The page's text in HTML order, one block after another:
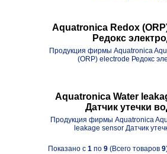
Aquatronica Redox
Редокс
Продукция фирмы Aquatronica
(ORP) electrode Редокс
Aquatronica Water
Датчик утечки
Продукция фирмы Aquatronica
leakage sensor Датчик
Показано с 1по 9(Всего товаров 9